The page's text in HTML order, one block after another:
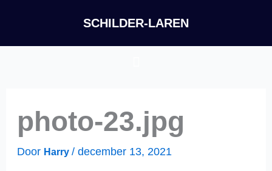
SCHILDER-LAREN
photo-23.jpg
Door Harry / december 13, 2021